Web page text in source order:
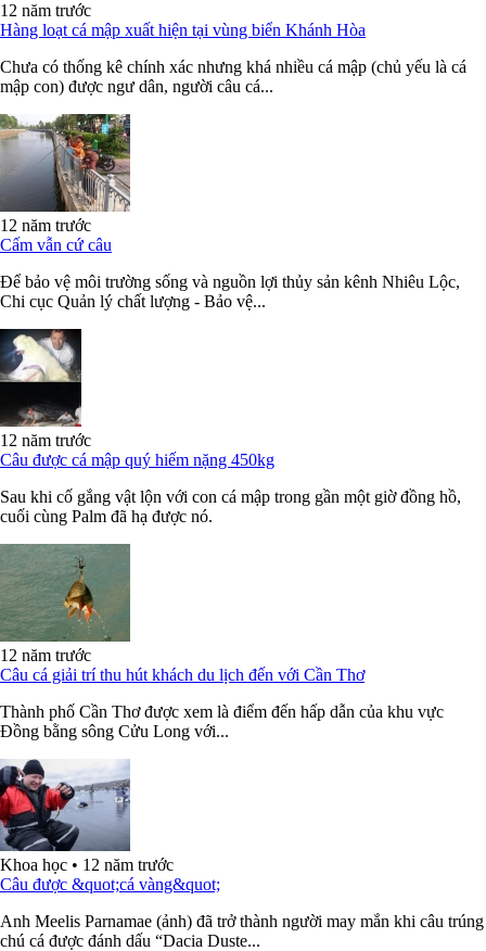
12 năm trước
Hàng loạt cá mập xuất hiện tại vùng biển Khánh Hòa
Chưa có thống kê chính xác nhưng khá nhiều cá mập (chủ yếu là cá
mập con) được ngư dân, người câu cá...
12 năm trước
Cấm vẫn cứ câu
Để bảo vệ môi trường sống và nguồn lợi thủy sản kênh Nhiêu Lộc,
Chi cục Quản lý chất lượng - Bảo vệ...
12 năm trước
Câu được cá mập quý hiếm nặng 450kg
Sau khi cố gắng vật lộn với con cá mập trong gần một giờ đồng hồ,
cuối cùng Palm đã hạ được nó.
12 năm trước
Câu cá giải trí thu hút khách du lịch đến với Cần Thơ
Thành phố Cần Thơ được xem là điểm đến hấp dẫn của khu vực
Đồng bằng sông Cửu Long với...
Khoa học • 12 năm trước
Câu được &quot;cá vàng&quot;
Anh Meelis Parnamae (ảnh) đã trở thành người may mắn khi câu trúng
chú cá được đánh dấu “Dacia Duste...